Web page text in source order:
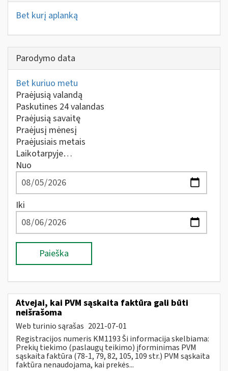
Bet kurį aplanką
Parodymo data
Bet kuriuo metu
Praėjusią valandą
Paskutines 24 valandas
Praėjusią savaitę
Praėjusį mėnesį
Praėjusiais metais
Laikotarpyje…
Nuo
Iki
Paieška
Atvejai, kai PVM sąskaita faktūra gali būti
neišrašoma
Web turinio sąrašas 2021-07-01
Registracijos numeris KM1193 Ši informacija skelbiama:
Prekių tiekimo (paslaugų teikimo) įforminimas PVM
sąskaita faktūra (78-1, 79, 82, 105, 109 str.) PVM sąskaita
faktūra nenaudojama, kai prekės...